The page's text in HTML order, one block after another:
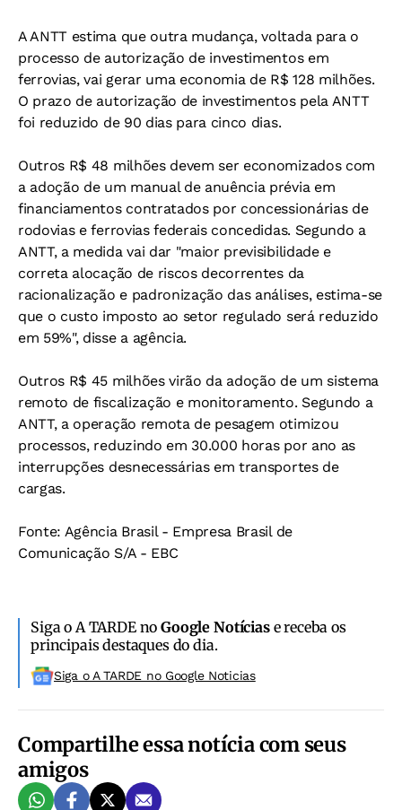
A ANTT estima que outra mudança, voltada para o
processo de autorização de investimentos em
ferrovias, vai gerar uma economia de R$ 128 milhões.
O prazo de autorização de investimentos pela ANTT
foi reduzido de 90 dias para cinco dias.
Outros R$ 48 milhões devem ser economizados com
a adoção de um manual de anuência prévia em
financiamentos contratados por concessionárias de
rodovias e ferrovias federais concedidas. Segundo a
ANTT, a medida vai dar "maior previsibilidade e
correta alocação de riscos decorrentes da
racionalização e padronização das análises, estima-se
que o custo imposto ao setor regulado será reduzido
em 59%", disse a agência.
Outros R$ 45 milhões virão da adoção de um sistema
remoto de fiscalização e monitoramento. Segundo a
ANTT, a operação remota de pesagem otimizou
processos, reduzindo em 30.000 horas por ano as
interrupções desnecessárias em transportes de
cargas.
Fonte: Agência Brasil - Empresa Brasil de
Comunicação S/A - EBC
Siga o A TARDE noGoogle Notíciase receba os
principais destaques do dia.
Siga o A TARDE no Google Noticias
Compartilhe essa notícia com seus
amigos